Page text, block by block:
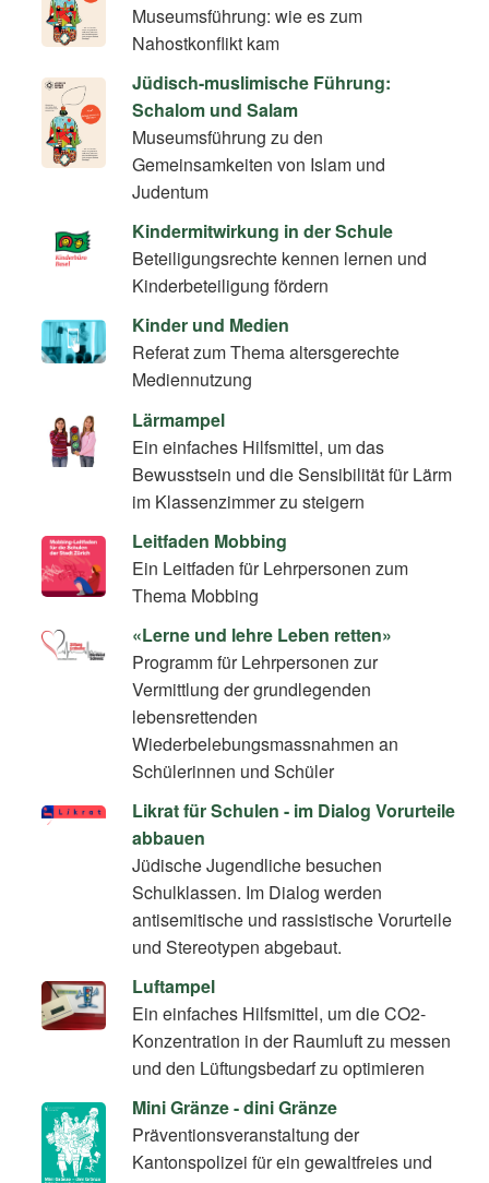
Museumsführung: wie es zum
Nahostkonflikt kam
Jüdisch-muslimische Führung:
Schalom und Salam
Museumsführung zu den
Gemeinsamkeiten von Islam und
Judentum
Kindermitwirkung in der Schule
Beteiligungsrechte kennen lernen und
Kinderbeteiligung fördern
Kinder und Medien
Referat zum Thema altersgerechte
Mediennutzung
Lärmampel
Ein einfaches Hilfsmittel, um das
Bewusstsein und die Sensibilität für Lärm
im Klassenzimmer zu steigern
Leitfaden Mobbing
Ein Leitfaden für Lehrpersonen zum
Thema Mobbing
«Lerne und lehre Leben retten»
Programm für Lehrpersonen zur
Vermittlung der grundlegenden
lebensrettenden
Wiederbelebungsmassnahmen an
Schülerinnen und Schüler
Likrat für Schulen - im Dialog Vorurteile
abbauen
Jüdische Jugendliche besuchen
Schulklassen. Im Dialog werden
antisemitische und rassistische Vorurteile
und Stereotypen abgebaut.
Luftampel
Ein einfaches Hilfsmittel, um die CO2-
Konzentration in der Raumluft zu messen
und den Lüftungsbedarf zu optimieren
Mini Gränze - dini Gränze
Präventionsveranstaltung der
Kantonspolizei für ein gewaltfreies und